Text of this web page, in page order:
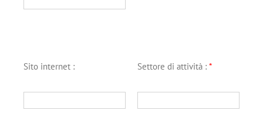
Sito internet : Settore di attività : *